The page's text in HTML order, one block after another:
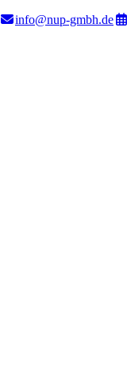
info@nup-gmbh.de